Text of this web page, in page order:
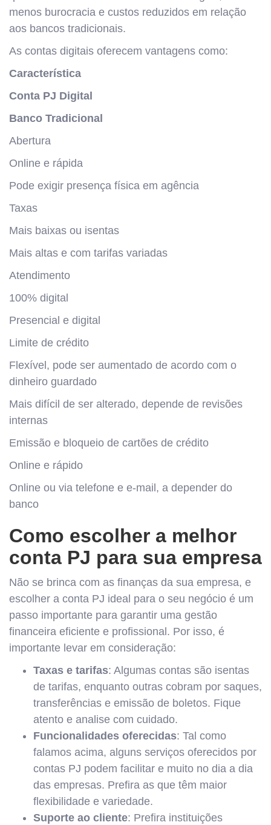
menos burocracia e custos reduzidos em relação
aos bancos tradicionais.
As contas digitais oferecem vantagens como:
Característica
Conta PJ Digital
Banco Tradicional
Abertura
Online e rápida
Pode exigir presença física em agência
Taxas
Mais baixas ou isentas
Mais altas e com tarifas variadas
Atendimento
100% digital
Presencial e digital
Limite de crédito
Flexível, pode ser aumentado de acordo com o
dinheiro guardado
Mais difícil de ser alterado, depende de revisões
internas
Emissão e bloqueio de cartões de crédito
Online e rápido
Online ou via telefone e e-mail, a depender do
banco
Como escolher a melhor
conta PJ para sua empresa
Não se brinca com as finanças da sua empresa, e
escolher a conta PJ ideal para o seu negócio é um
passo importante para garantir uma gestão
financeira eficiente e profissional. Por isso, é
importante levar em consideração:
Taxas e tarifas: Algumas contas são isentas
de tarifas, enquanto outras cobram por saques,
transferências e emissão de boletos. Fique
atento e analise com cuidado.
Funcionalidades oferecidas: Tal como
falamos acima, alguns serviços oferecidos por
contas PJ podem facilitar e muito no dia a dia
das empresas. Prefira as que têm maior
flexibilidade e variedade.
Suporte ao cliente: Prefira instituições